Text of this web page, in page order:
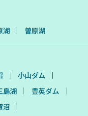
湖 曽原湖
小山ダム
島湖
豊英ダム
沼